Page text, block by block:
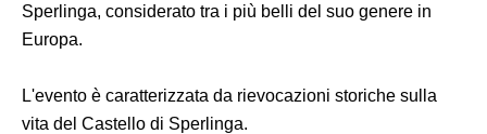
Sperlinga, considerato tra i più belli del suo genere in
Europa.
L'evento è caratterizzata da rievocazioni storiche sulla
vita del Castello di Sperlinga.